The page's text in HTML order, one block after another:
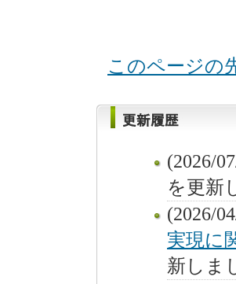
このページの
(2026/
を更新
(2026/
実現に
新しま